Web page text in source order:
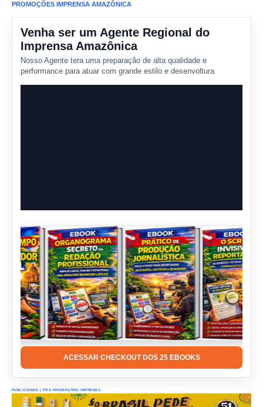
PROMOÇÕES IMPRENSA AMAZÔNICA
Venha ser um Agente Regional do
Imprensa Amazônica
Nosso Agente tera uma preparação de alta qualidade e
performance para atuar com grande estilo e desenvoltura
ACESSAR CHECKOUT DOS 25 EBOOKS
PUBLICIDADE | PÓS PROMOÇÕES IMPRENSA